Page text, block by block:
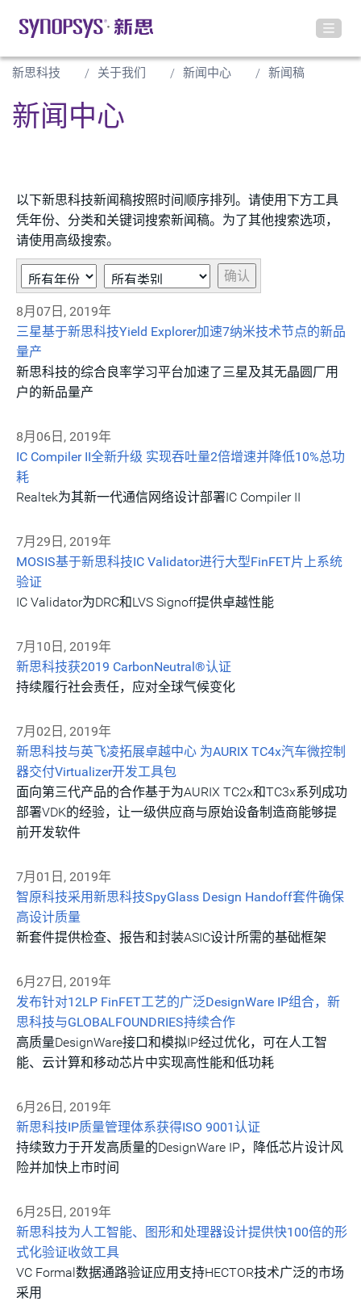
新思科技 关于我们 新闻中心 新闻稿
新闻中心
以下新思科技新闻稿按照时间顺序排列。请使用下方工具
凭年份、分类和关键词搜索新闻稿。为了其他搜索选项，
请使用高级搜索。
Year
类
别
关
键
确认
8月07日, 2019年
三星基于新思科技Yield Explorer加速7纳米技术节点的新品
量产
新思科技的综合良率学习平台加速了三星及其无晶圆厂用
户的新品量产
8月06日, 2019年
IC Compiler II全新升级 实现吞吐量2倍增速并降低10%总功
耗
Realtek为其新一代通信网络设计部署IC Compiler II
7月29日, 2019年
MOSIS基于新思科技IC Validator进行大型FinFET片上系统
验证
IC Validator为DRC和LVS Signoff提供卓越性能
7月10日, 2019年
新思科技获2019 CarbonNeutral®认证
持续履行社会责任，应对全球气候变化
7月02日, 2019年
新思科技与英飞凌拓展卓越中心 为AURIX TC4x汽车微控制
器交付Virtualizer开发工具包
面向第三代产品的合作基于为AURIX TC2x和TC3x系列成功
部署VDK的经验，让一级供应商与原始设备制造商能够提
前开发软件
7月01日, 2019年
智原科技采用新思科技SpyGlass Design Handoff套件确保
高设计质量
新套件提供检查、报告和封装ASIC设计所需的基础框架
6月27日, 2019年
发布针对12LP FinFET工艺的广泛DesignWare IP组合，新
思科技与GLOBALFOUNDRIES持续合作
高质量DesignWare接口和模拟IP经过优化，可在人工智
能、云计算和移动芯片中实现高性能和低功耗
6月26日, 2019年
新思科技IP质量管理体系获得ISO 9001认证
持续致力于开发高质量的DesignWare IP，降低芯片设计风
险并加快上市时间
6月25日, 2019年
新思科技为人工智能、图形和处理器设计提供快100倍的形
式化验证收敛工具
VC Formal数据通路验证应用支持HECTOR技术广泛的市场
采用